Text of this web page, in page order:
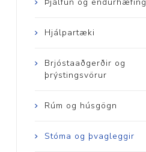
Hjálpartæki
Brjóstaaðgerðir og
þrýstingsvörur
Rúm og húsgögn
Stóma og þvagleggir